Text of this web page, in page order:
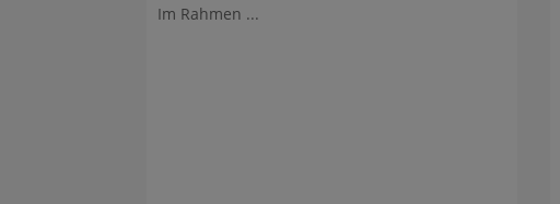
Im Rahmen ...